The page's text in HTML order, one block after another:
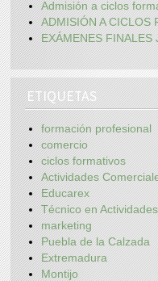
Admisión a ciclos
ADMISIÓN A CICLOS
EXÁMENES FINALES
ETIQUETAS
formación profesional
comercio
ciclos formativos
Actividades
Educarex
Técnico en
marketing
Puebla de la Calzada
Extremadura
Montijo